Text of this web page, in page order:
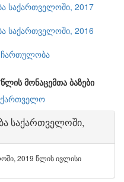
საქართველოში, 2017
საქართველოში, 2016
ჩართულობა
მონაცემთა ბაზები
საქართველოში,
2019 წლის ივლისი